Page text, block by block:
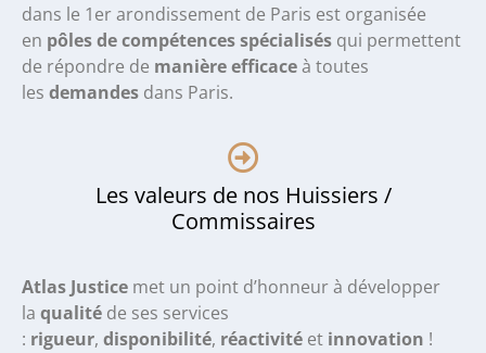
dans le 1er arondissement de Paris est organisée
en pôles de compétences spécialisés qui permettent
de répondre de manière efficaceà toutes
les demandes dans Paris.
Les valeurs de nos Huissiers /
Commissaires
Atlas Justice met un point d’honneur à développer
la qualité de ses services
: rigueur, disponibilité, réactivité et innovation !